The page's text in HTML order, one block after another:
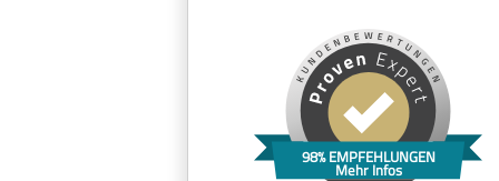
98% EMPFEHLUNGEN
Mehr Infos